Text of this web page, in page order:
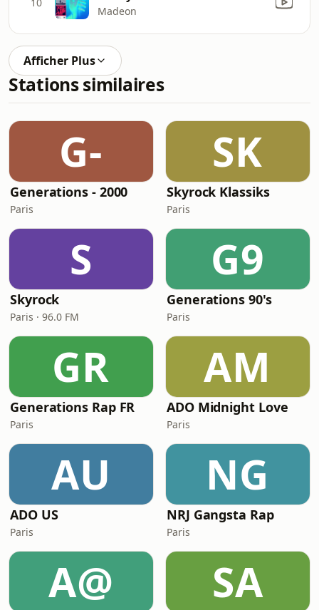
Madeon
Afficher Plus
Stations similaires
G-
Generations - 2000
Paris
SK
Skyrock Klassiks
Paris
S
Skyrock
Paris · 96.0 FM
G9
Generations 90's
Paris
GR
Generations Rap FR
Paris
AM
ADO Midnight Love
Paris
AU
ADO US
Paris
NG
NRJ Gangsta Rap
Paris
A@ SA